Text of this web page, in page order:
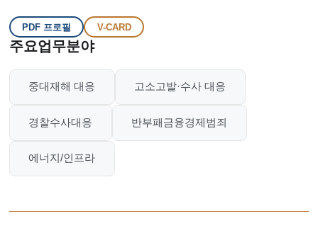
PDF 프로필 V-CARD
주요업무분야
중대재해 대응 고소고발·수사 대응
경찰수사대응 반부패금융경제범죄
에너지/인프라